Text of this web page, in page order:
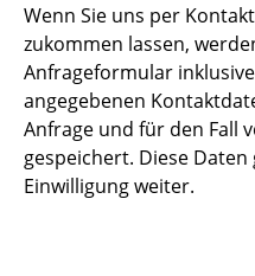
Wenn Sie uns per
zukommen lassen,
Anfrageformular
angegebenen
Anfrage und für den Fall
gespeichert. Diese
Einwilligung weiter.